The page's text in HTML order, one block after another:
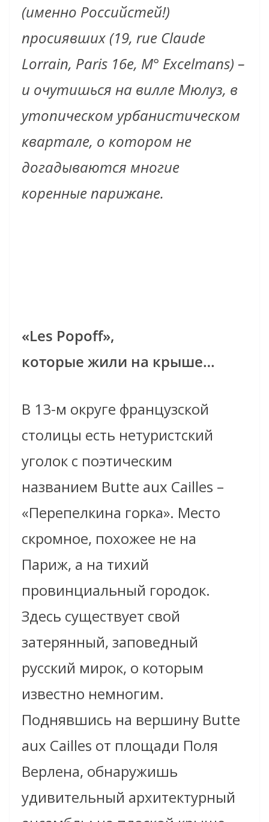
(именно Российстей!)
просиявших (19, rue Claude
Lorrain, Paris 16e, M° Excelmans) –
и очутишься на вилле Мюлуз, в
утопическом урбанистическом
квартале, о котором не
догадываются многие
коренные парижане.
«Les Popoff»,
которые жили на крыше…
В 13-м округе французской
столицы есть нетуристский
уголок с поэтическим
названием Butte aux Cailles –
«Перепелкина горка». Место
скромное, похожее не на
Париж, а на тихий
провинциальный городок.
Здесь существует свой
затерянный, заповедный
русский мирок, о которым
известно немногим.
Поднявшись на вершину Butte
aux Cailles от площади Поля
Верлена, обнаружишь
удивительный архитектурный